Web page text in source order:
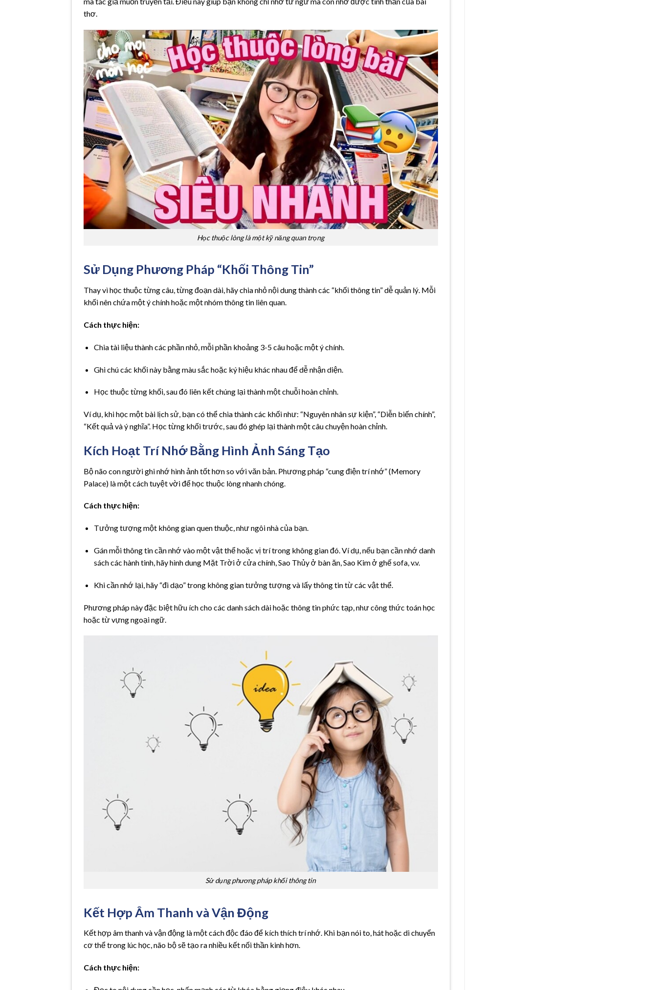
thơ.
Học thuộc lòng là một kỹ năng quan trọng
Sử Dụng Phương Pháp “Khối Thông Tin”
Thay vì học thuộc từng câu, từng đoạn dài, hãy chia nhỏ nội dung thành các “khối thông tin” dễ quản lý. Mỗi
khối nên chứa một ý chính hoặc một nhóm thông tin liên quan.
Cách thực hiện:
Chia tài liệu thành các phần nhỏ, mỗi phần khoảng 3-5 câu hoặc một ý chính.
Ghi chú các khối này bằng màu sắc hoặc ký hiệu khác nhau để dễ nhận diện.
Học thuộc từng khối, sau đó liên kết chúng lại thành một chuỗi hoàn chỉnh.
Ví dụ, khi học một bài lịch sử, bạn có thể chia thành các khối như: “Nguyên nhân sự kiện”, “Diễn biến chính”,
“Kết quả và ý nghĩa”. Học từng khối trước, sau đó ghép lại thành một câu chuyện hoàn chỉnh.
Kích Hoạt Trí Nhớ Bằng Hình Ảnh Sáng Tạo
Bộ não con người ghi nhớ hình ảnh tốt hơn so với văn bản. Phương pháp “cung điện trí nhớ” (Memory
Palace) là một cách tuyệt vời để học thuộc lòng nhanh chóng.
Cách thực hiện:
Tưởng tượng một không gian quen thuộc, như ngôi nhà của bạn.
Gán mỗi thông tin cần nhớ vào một vật thể hoặc vị trí trong không gian đó. Ví dụ, nếu bạn cần nhớ danh
sách các hành tinh, hãy hình dung Mặt Trời ở cửa chính, Sao Thủy ở bàn ăn, Sao Kim ở ghế sofa, v.v.
Khi cần nhớ lại, hãy “đi dạo” trong không gian tưởng tượng và lấy thông tin từ các vật thể.
Phương pháp này đặc biệt hữu ích cho các danh sách dài hoặc thông tin phức tạp, như công thức toán học
hoặc từ vựng ngoại ngữ.
Sử dụng phương pháp khối thông tin
Kết Hợp Âm Thanh và Vận Động
Kết hợp âm thanh và vận động là một cách độc đáo để kích thích trí nhớ. Khi bạn nói to, hát hoặc di chuyển
cơ thể trong lúc học, não bộ sẽ tạo ra nhiều kết nối thần kinh hơn.
Cách thực hiện: